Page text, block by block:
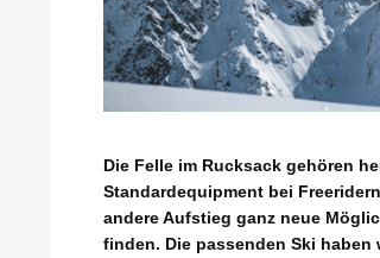
Die Felle im Rucksack gehören
Standardequipment bei
andere Aufstieg ganz neue
finden. Die passenden Ski haben